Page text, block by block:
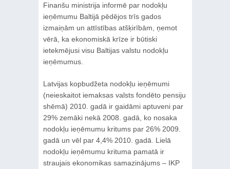
Finanšu ministrija informē par nodokļu
ieņēmumu Baltijā pēdējos trīs gados
izmaiņām un attīstības atšķirībām, ņemot
vērā, ka ekonomiskā krīze ir būtiski
ietekmējusi visu Baltijas valstu nodokļu
ieņēmumus.
Latvijas kopbudžeta nodokļu ieņēmumi
(neieskaitot iemaksas valsts fondēto pensiju
shēmā) 2010. gadā ir gaidāmi aptuveni par
29% zemāki nekā 2008. gadā, ko nosaka
nodokļu ieņēmumu kritums par 26% 2009.
gadā un vēl par 4,4% 2010. gadā. Lielā
nodokļu ieņēmumu krituma pamatā ir
straujais ekonomikas samazinājums – IKP